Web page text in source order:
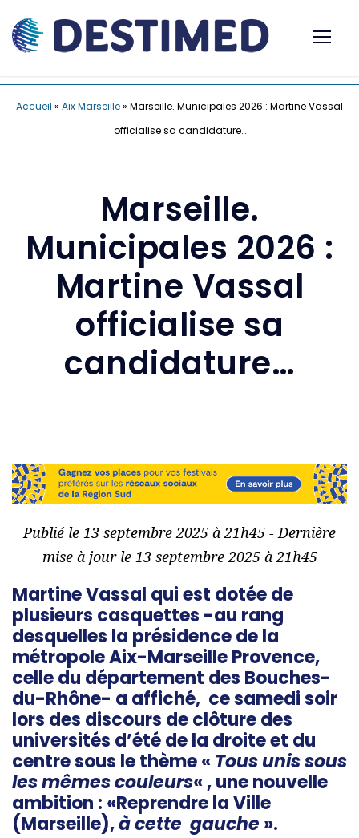
Accueil » Aix Marseille» Marseille. Municipales 2026 : Martine Vassal
officialise sa candidature…
Marseille.
Municipales 2026 :
Martine Vassal
officialise sa
candidature…
Publié le 13 septembre 2025 à 21h45 - Dernière
mise à jour le 13 septembre 2025 à 21h45
Martine Vassal qui est dotée de
plusieurs casquettes -au rang
desquelles la présidence de la
métropole Aix-Marseille Provence,
celle du département des Bouches-
du-Rhône- a affiché, ce samedi soir
lors des discours de clôture des
universités d’été de la droite et du
centre sous le thème « Tous unis sous
les mêmes couleurs« , une nouvelle
ambition : «Reprendre la Ville
(Marseille),à cette gauche ».